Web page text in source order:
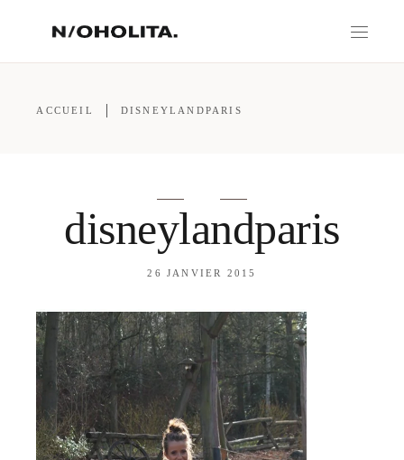
ACCUEIL DISNEYLANDPARIS
disneylandparis
26 JANVIER 2015